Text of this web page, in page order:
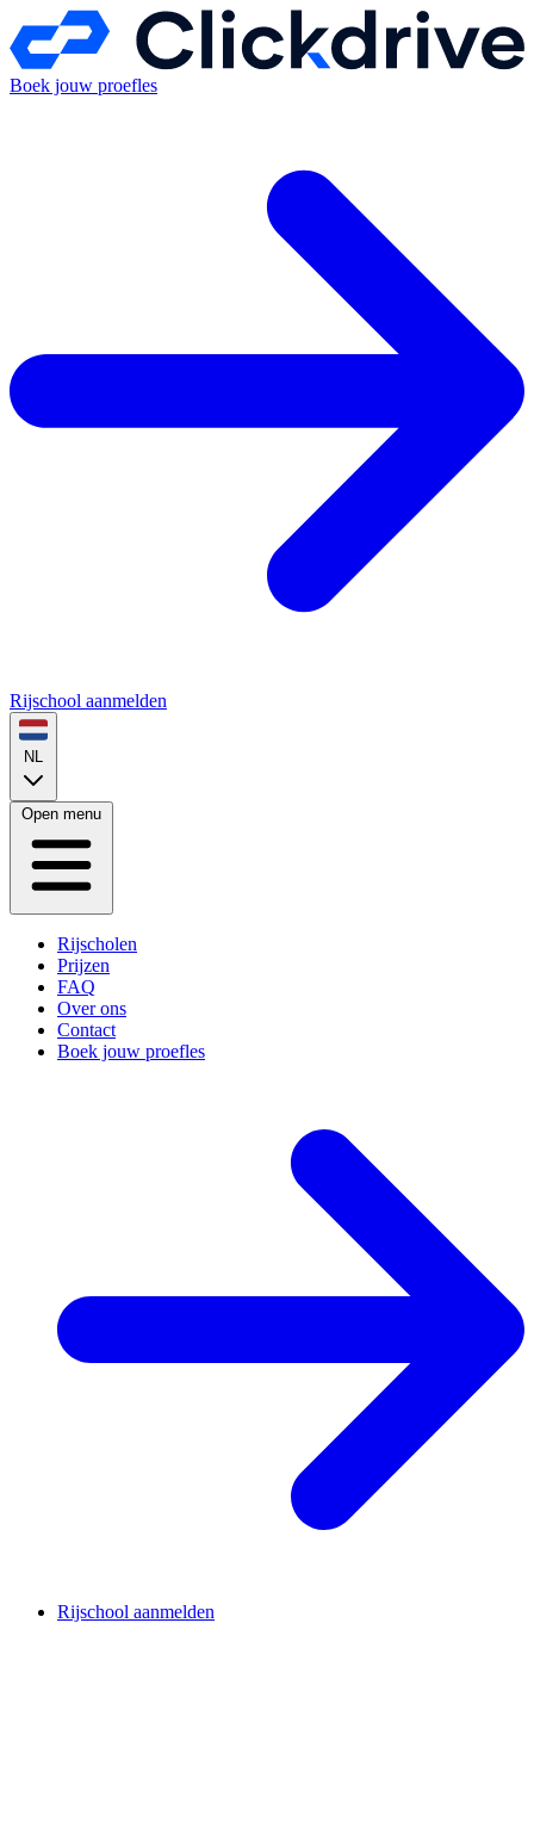
Boek jouw proefles
Rijschool aanmelden
NL
Open menu
Rijscholen
Prijzen
FAQ
Over ons
Contact
Boek jouw proefles
Rijschool aanmelden